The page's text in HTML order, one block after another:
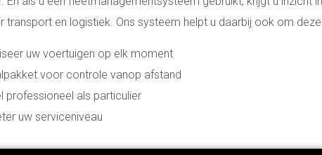
transport en logistiek. Ons systeem helpt u daarbij ook om
uw voertuigen op elk moment
voor controle vanop afstand
professioneel als particulier
uw serviceniveau